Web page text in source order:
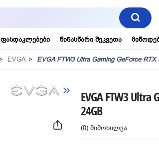
ფასდაკლებები წინასწარი შეკვეთა
EVGA EVGA FTW3 Ultra Gaming GeForce RTX
EVGA FTW3 Ultra
24GB
(0) მიმოხილვა